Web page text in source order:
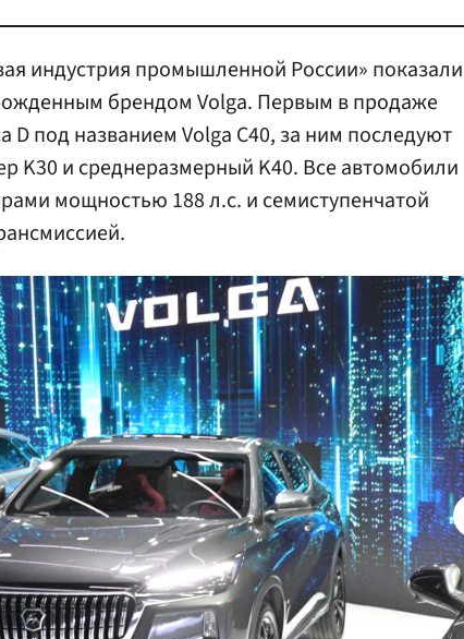
индустрия промышленной России»
брендом Volga. Первым в продаже
D под названием Volga C40, за ним последуют
K30 и среднеразмерный K40. Все автомобили
мощностью 188 л.с. и семиступенчатой